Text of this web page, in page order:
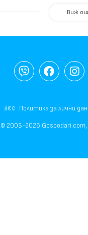
Виж
Политика за лични
© 2003-2026 Gospodari.com,